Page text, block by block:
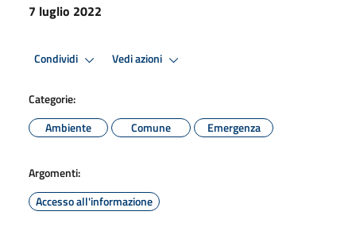
7 luglio 2022
Condividi Vedi azioni
Categorie:
Ambiente
Comune Emergenza
Argomenti:
Accesso all'informazione